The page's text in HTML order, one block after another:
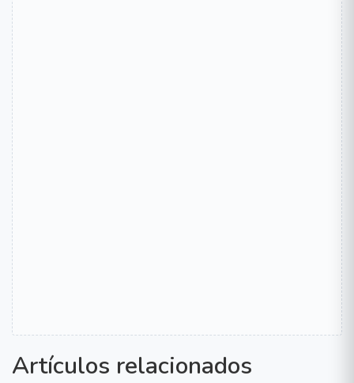
Artículos relacionados